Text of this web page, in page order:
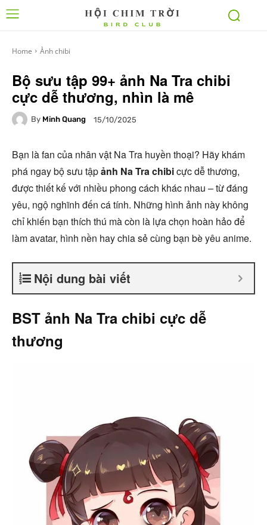
Home Ảnh chibi
Bộ sưu tập 99+ ảnh Na Tra chibi
cực dễ thương, nhìn là mê
By Minh Quang 15/10/2025
Bạn là fan của nhân vật Na Tra huyền thoại? Hãy khám
phá ngay bộ sưu tậpảnh Na Tra chibicực dễ thương,
được thiết kế với nhiều phong cách khác nhau – từ đáng
yêu, ngộ nghĩnh đến cá tính. Những hình ảnh này không
chỉ khiến bạn thích thú mà còn là lựa chọn hoàn hảo để
làm avatar, hình nền hay chia sẻ cùng bạn bè yêu anime.
Nội dung bài viết
BST ảnh Na Tra chibi cực dễ
thương